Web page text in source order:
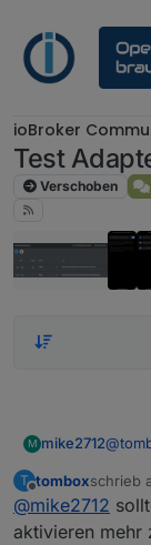
ioBroker
Test
Verschoben
M mike2712@
Ich
aber
T
Offline
tomboxschrieb
zuletzt
@mike2712
aktivieren mehr